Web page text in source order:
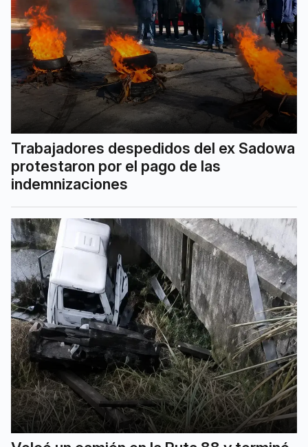
Trabajadores despedidos del ex Sadowa
protestaron por el pago de las
indemnizaciones